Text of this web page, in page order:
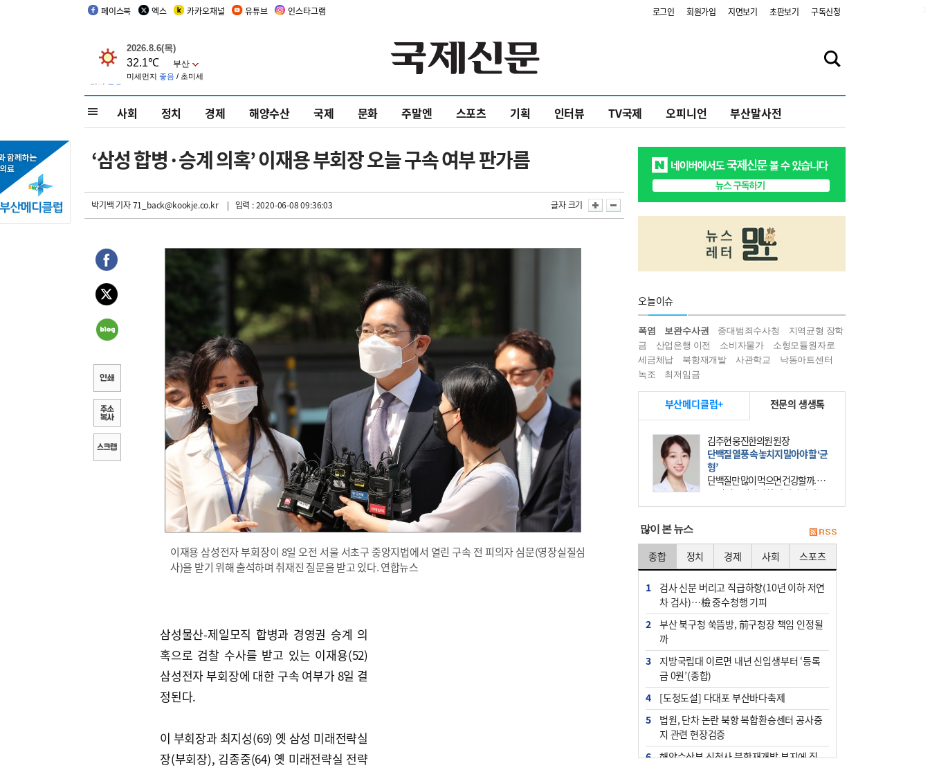
페이스북 엑스 카카오채널 유튜브 인스타그램 로그인 회원가입 지면보기 초판보기 구독신청
사회 정치 경제 해양수산 국제 문화 주말엔 스포츠 기획 인터뷰 TV국제 오피니언 부산말사전
‘삼성 합병·승계 의혹’ 이재용 부회장 오늘 구속 여부 판가름
박기백 기자71_back@kookje.co.kr | 입력 : 2020-06-08 09:36:03 글자 크기
이재용 삼성전자 부회장이 8일 오전 서울 서초구 중앙지법에서 열린 구속 전 피의자 심문(영장실질심
사)을 받기 위해 출석하며 취재진 질문을 받고 있다. 연합뉴스
삼성물산-제일모직 합병과 경영권 승계 의
혹으로 검찰 수사를 받고 있는 이재용(52)
삼성전자 부회장에 대한 구속 여부가 8일 결
정된다.
이 부회장과 최지성(69) 옛 삼성 미래전략실
장(부회장), 김종중(64) 옛 미래전략실 전략
오늘이슈
폭염 보완수사권 중대범죄수사청
지역균형 장학
금
산업은행 이전 소비자물가
소형모듈원자로
세금체납
북항재개발 사관학교
낙동아트센터
녹조
최저임금
부산메디클럽+ 전문의 생생톡
김주현 웅진한의원 원장
단백질 열풍 속 놓치지 말아야 할 ‘균
형’
단백질만 많이 먹으면 건강할까. 요
즘 건강을 이야기할 때 빠지지 않는
키워드가 단백질이다. 헬스장을 다니
많이 본 뉴스
종합 정치 경제 사회 스포츠
1
검사 신분 버리고 직급하향(10년 이하 저연
차 검사)…檢 중수청행 기피
2
부산 북구청 쑥뜸방, 前구청장 책임 인정될
까
3
지방국립대 이르면 내년 신입생부터 ‘등록
금 0원’(종합)
4
[도청도설] 다대포 부산바다축제
5
법원, 단차 논란 북항 복합환승센터 공사중
지 관련 현장검증
6
해양수산부 신청사 북항재개발 부지에 짓